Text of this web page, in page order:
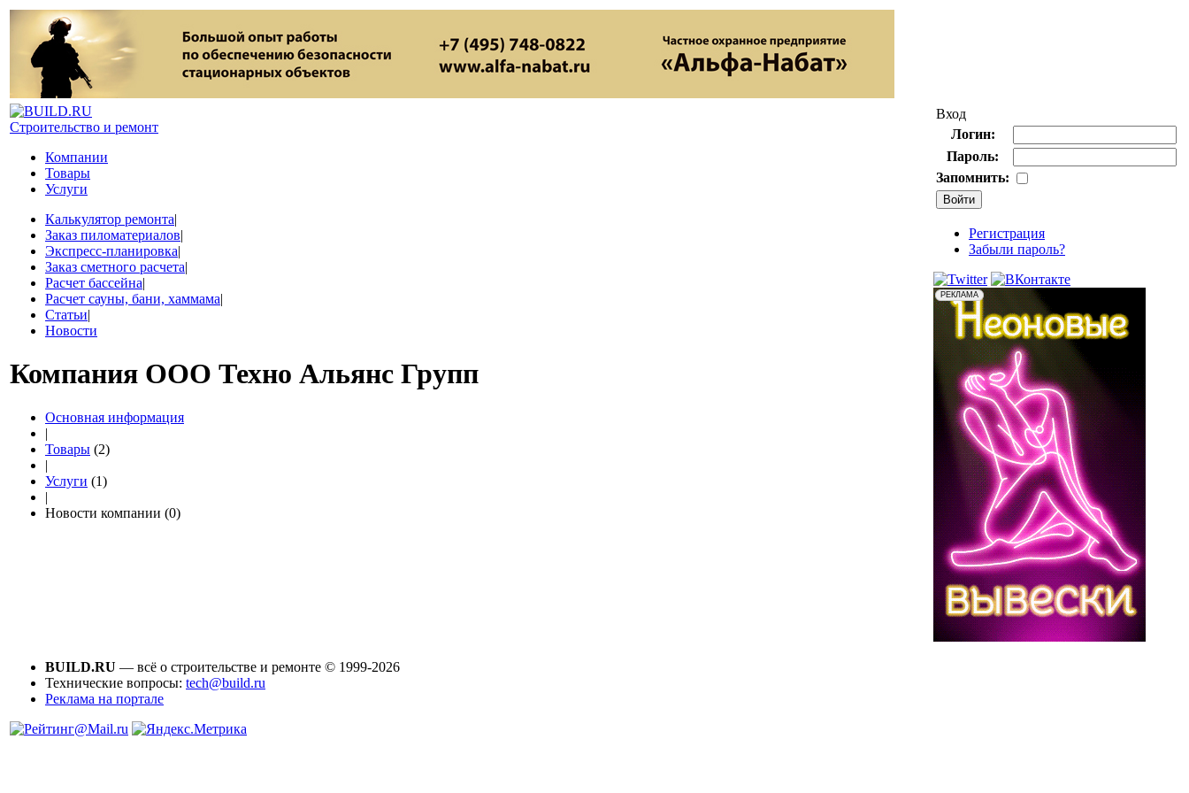
Строительство и ремонт
Компании
Товары
Услуги
Калькулятор ремонта|
Заказ пиломатериалов|
Экспресс-планировка|
Заказ сметного расчета|
Расчет бассейна|
Расчет сауны, бани, хаммама|
Статьи|
Новости
Компания ООО Техно Альянс Групп
Основная информация
|
Товары (2)
|
Услуги (1)
|
Новости компании (0)
Вход
Логин:
Пароль:
Запомнить:
Регистрация
Забыли пароль?
BUILD.RU — всё о строительстве и ремонте © 1999-2026
Технические вопросы: tech@build.ru
Реклама на портале